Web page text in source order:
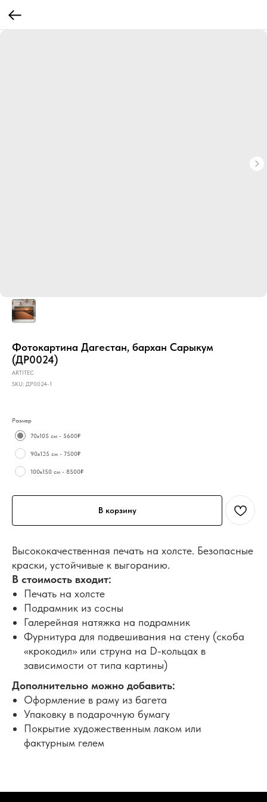
Фотокартина Дагестан, бархан Сарыкум
(ДР0024)
ARTITEC
SKU: ДР0024-1
Размер
70х105 см - 5600₽
90х135 см - 7500₽
100х150 см - 8500₽
В корзину
Высококачественная печать на холсте. Безопасные
краски, устойчивые к выгоранию.
В стоимость входит:
Печать на холсте
Подрамник из сосны
Галерейная натяжка на подрамник
Фурнитура для подвешивания на стену (скоба
«крокодил» или струна на D-кольцах в
зависимости от типа картины)
Дополнительно можно добавить:
Оформление в раму из багета
Упаковку в подарочную бумагу
Покрытие художественным лаком или
фактурным гелем